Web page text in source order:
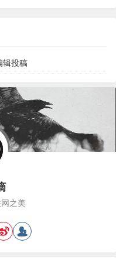
——而在这一事件中，问题
时拒绝允许联合国核查…
预期。拿北京的老房子举
1、垃圾处理失控，打扫和清
楼道门禁被破坏，楼道贴满标
所被私自占用，摆放杂物等
极限，但还没有有效解决方
辑投稿
之美